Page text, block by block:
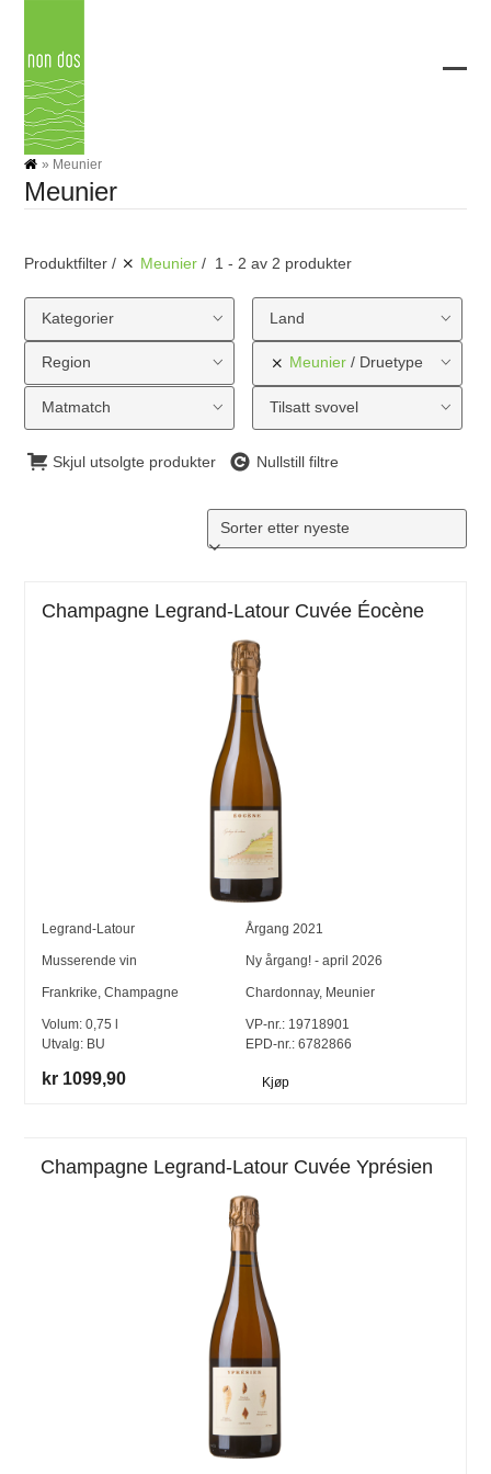
content
» Meunier
Meunier
Produktfilter Meunier 1 - 2 av 2 produkter
Kategorier Land
Region Meunier Druetype
Matmatch Tilsatt svovel
Skjul utsolgte produkter Nullstill filtre
Champagne Legrand-Latour Cuvée Éocène
Legrand-Latour Årgang 2021
Musserende vin Ny årgang! - april 2026
Frankrike,Champagne Chardonnay, Meunier
Volum:0,75
Utvalg: BU
VP-nr.: 19718901
EPD-nr.: 6782866
kr 1099,90 Kjøp
Champagne Legrand-Latour Cuvée Yprésien